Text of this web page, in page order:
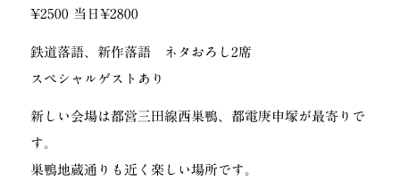
¥2500 当日¥2800
鉄道落語、新作落語 ネタおろし2席
スペシャルゲストあり
新しい会場は都営三田線西巣鴨、都電庚申塚が最寄りで
す。
巣鴨地蔵通りも近く楽しい場所です。